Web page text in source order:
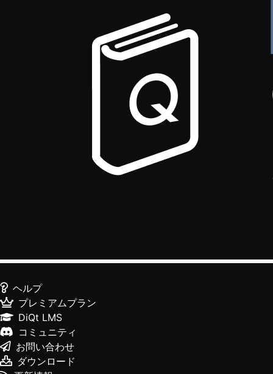
ヘルプ
プレミアムプラン
DiQt LMS
コミュニティ
お問い合わせ
ダウンロード